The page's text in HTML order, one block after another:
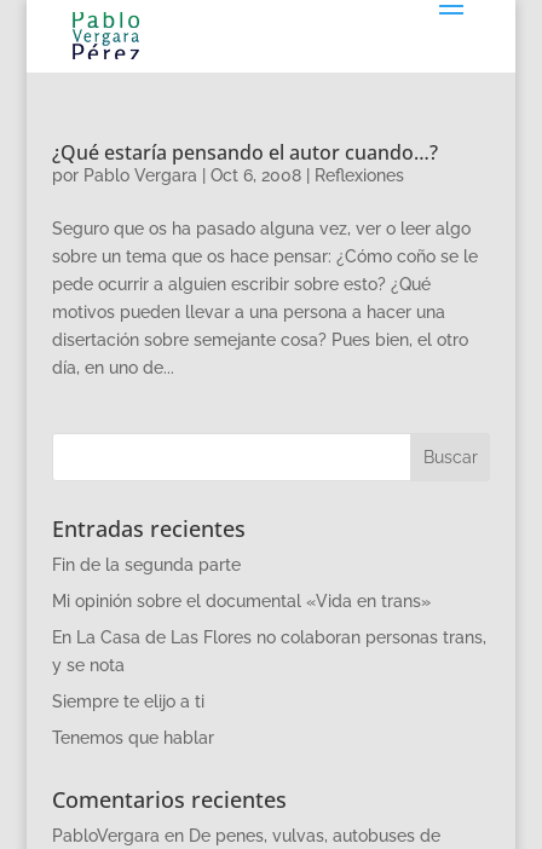
¿Qué estaría pensando el autor cuando…?
por Pablo Vergara Oct 6, 2008| Reflexiones
Seguro que os ha pasado alguna vez, ver o leer algo
sobre un tema que os hace pensar: ¿Cómo coño se le
pede ocurrir a alguien escribir sobre esto? ¿Qué
motivos pueden llevar a una persona a hacer una
disertación sobre semejante cosa? Pues bien, el otro
día, en uno de...
Entradas recientes
Fin de la segunda parte
Mi opinión sobre el documental «Vida en trans»
En La Casa de Las Flores no colaboran personas trans,
y se nota
Siempre te elijo a ti
Tenemos que hablar
Comentarios recientes
PabloVergara en De penes, vulvas, autobuses de